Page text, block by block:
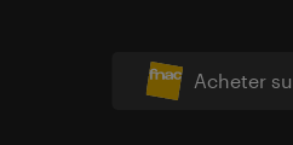
Acheter